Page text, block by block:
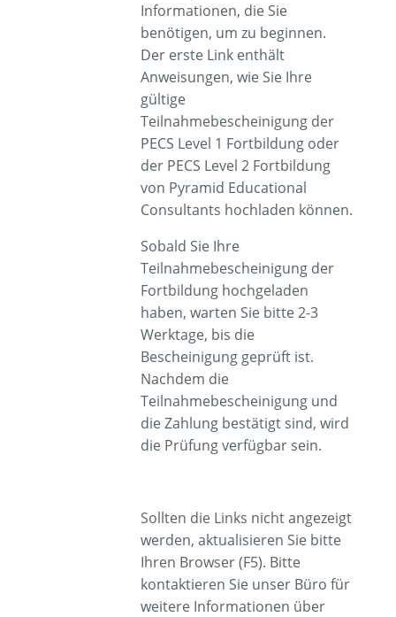
Informationen, die Sie
benötigen, um zu beginnen.
Der erste Link enthält
Anweisungen, wie Sie Ihre
gültige
Teilnahmebescheinigung der
PECS Level 1 Fortbildung oder
der PECS Level 2 Fortbildung
von Pyramid Educational
Consultants hochladen können.
Sobald Sie Ihre
Teilnahmebescheinigung der
Fortbildung hochgeladen
haben, warten Sie bitte 2-3
Werktage, bis die
Bescheinigung geprüft ist.
Nachdem die
Teilnahmebescheinigung und
die Zahlung bestätigt sind, wird
die Prüfung verfügbar sein.
Sollten die Links nicht angezeigt
werden, aktualisieren Sie bitte
Ihren Browser (F5). Bitte
kontaktieren Sie unser Büro für
weitere Informationen über